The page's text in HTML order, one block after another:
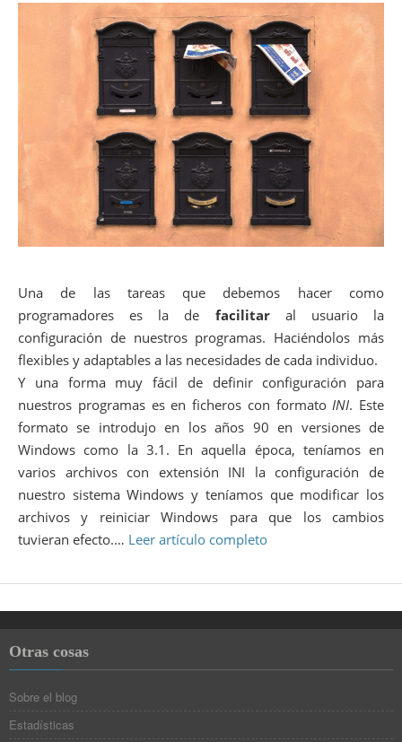
Una de las tareas que debemos hacer como
programadores es la de facilitaral usuario la
configuración de nuestros programas. Haciéndolos más
flexibles y adaptables a las necesidades de cada individuo.
Y una forma muy fácil de definir configuración para
nuestros programas es en ficheros con formatoINI. Este
formato se introdujo en los años 90 en versiones de
Windows como la 3.1. En aquella época, teníamos en
varios archivos con extensión INI la configuración de
nuestro sistema Windows y teníamos que modificar los
archivos y reiniciar Windows para que los cambios
tuvieran efecto.… Leer artículo completo
Otras cosas
Sobre el blog
Estadísticas